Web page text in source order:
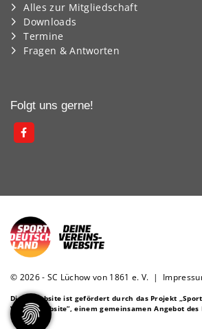
Alles zur Mitgliedschaft
Downloads
Termine
Fragen & Antworten
Folgt uns gerne!
© 2026 - SC Lüchow von 1861 e. V. |
Diese Website ist gefördert durch das Projekt
Vereinswebsite”, einem gemeinsamen Angebot des